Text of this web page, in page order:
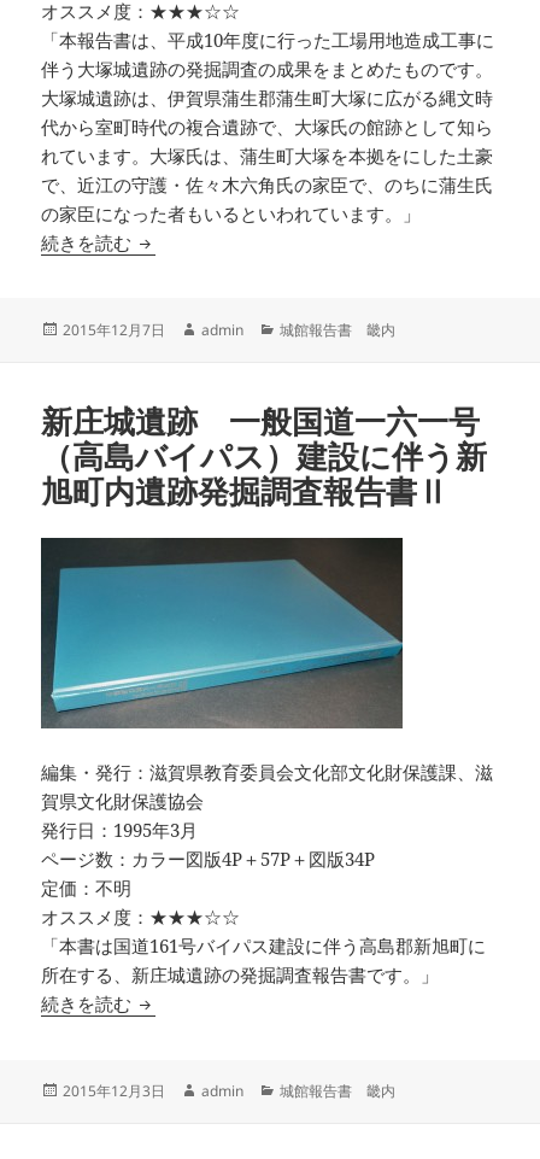
オススメ度：★★★☆☆
「本報告書は、平成10年度に行った工場用地造成工事に
伴う大塚城遺跡の発掘調査の成果をまとめたものです。
大塚城遺跡は、伊賀県蒲生郡蒲生町大塚に広がる縄文時
代から室町時代の複合遺跡で、大塚氏の館跡として知ら
れています。大塚氏は、蒲生町大塚を本拠をにした土豪
で、近江の守護・佐々木六角氏の家臣で、のちに蒲生氏
の家臣になった者もいるといわれています。」
続きを読む 大塚城遺跡発掘調査報告書 蒲生町文化財資料集
投
2015年12月7日
作
admin
カ
ー
城館報告書 畿内
新庄城遺跡 一般国道一六一号
（高島バイパス）建設に伴う新
旭町内遺跡発掘調査報告書Ⅱ
編集・発行：滋賀県教育委員会文化部文化財保護課、滋
賀県文化財保護協会
発行日：1995年3月
ページ数：カラー図版4P＋57P＋図版34P
定価：不明
オススメ度：★★★☆☆
「本書は国道161号バイパス建設に伴う高島郡新旭町に
所在する、新庄城遺跡の発掘調査報告書です。」
続きを読む 新庄城遺跡 一般国道一六一号（高島バイパス
投
2015年12月3日
作
admin
カ
城館報告書 畿内